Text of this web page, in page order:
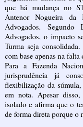
que há mudança no
Antenor Nogueira da
Advogados.
Advogados, o impacto
Turma seja
com base apenas na
Para a Fazenda
jurisprudência já
flexibilização da
em nota. Apesar
isolado e afirma que o
de forma direta porque o